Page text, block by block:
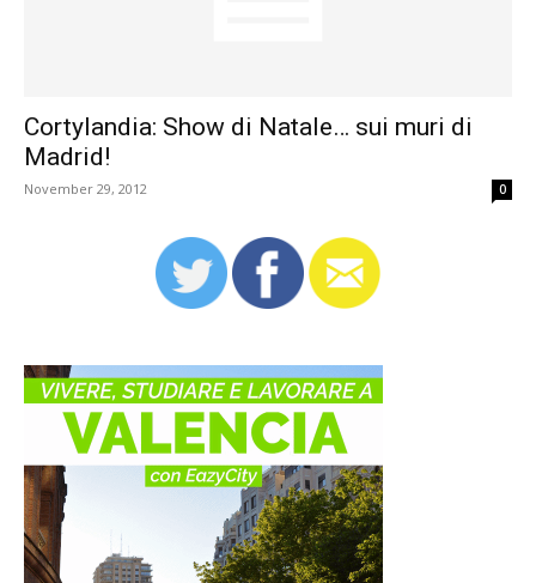
Cortylandia: Show di Natale… sui muri di
Madrid!
November 29, 2012 0